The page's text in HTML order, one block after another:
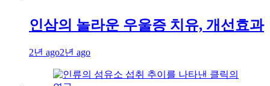
인삼의 놀라운 우울증 치유, 개선효과
2년 ago2년 ago